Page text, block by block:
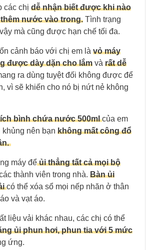
các chị dễ nhận biết được khi nào
nước vào trong. Tình trạng
mà cũng được hạn chế tối đa.
cảnh báo với chị em là vỏ máy
được dày dặn cho lắm và rấtdễ
ra dùng tuyệt đối không được để
vì sẽ khiến cho nó bị nứt nẻ không
bình chứa nước 500ml của em
nên bạn không mất công đổ
máy đểủi thẳng tất cả mọi bộ
thành viên trong nhà. Bàn ủi
có thể xóa sổ mọi nếp nhăn ở thân
và vạt áo.
liệu vải khác nhau, các chị có thể
ủi phun hơi, phun tia với 5 mức
ứng.